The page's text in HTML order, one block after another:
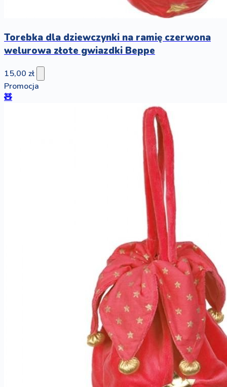
Torebka dla dziewczynki na ramię czerwona
welurowa złote gwiazdki Beppe
15,00 zł
Promocja
🧸